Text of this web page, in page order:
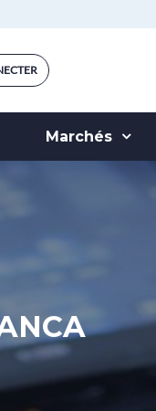
Marchés